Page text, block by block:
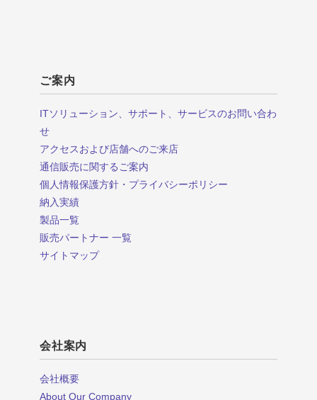
ご案内
ITソリューション、サポート、サービスのお問い合わ
せ
アクセスおよび店舗へのご来店
通信販売に関するご案内
個人情報保護方針・プライバシーポリシー
納入実績
製品一覧
販売パートナー 一覧
サイトマップ
会社案内
会社概要
About Our Company